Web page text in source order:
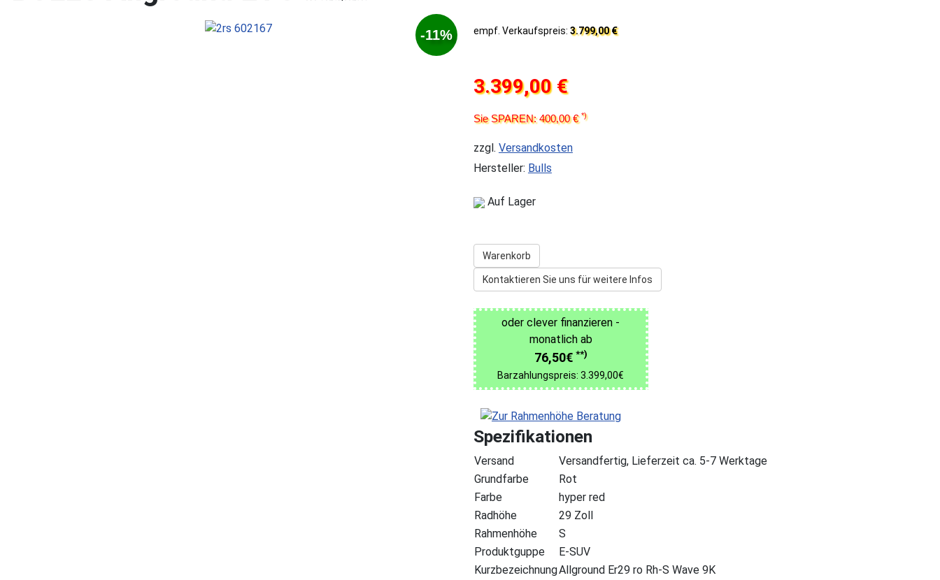
-11% empf. Verkaufspreis: 3.799,00 €
3.399,00 €
Sie SPAREN: 400,00 €*)
zzgl. Versandkosten
Hersteller: Bulls
Auf Lager
Warenkorb
Kontaktieren Sie uns für weitere Infos
oder clever finanzieren -
monatlich ab
76,50€ **)
Barzahlungspreis: 3.399,00€
Spezifikationen
Versand
Versandfertig, Lieferzeit ca. 5-7 Werktage
Grundfarbe
Rot
Farbe
hyper red
Radhöhe
29 Zoll
Rahmenhöhe
S
Produktguppe
E-SUV
KurzbezeichnungAllground Er29 ro Rh-S Wave 9K